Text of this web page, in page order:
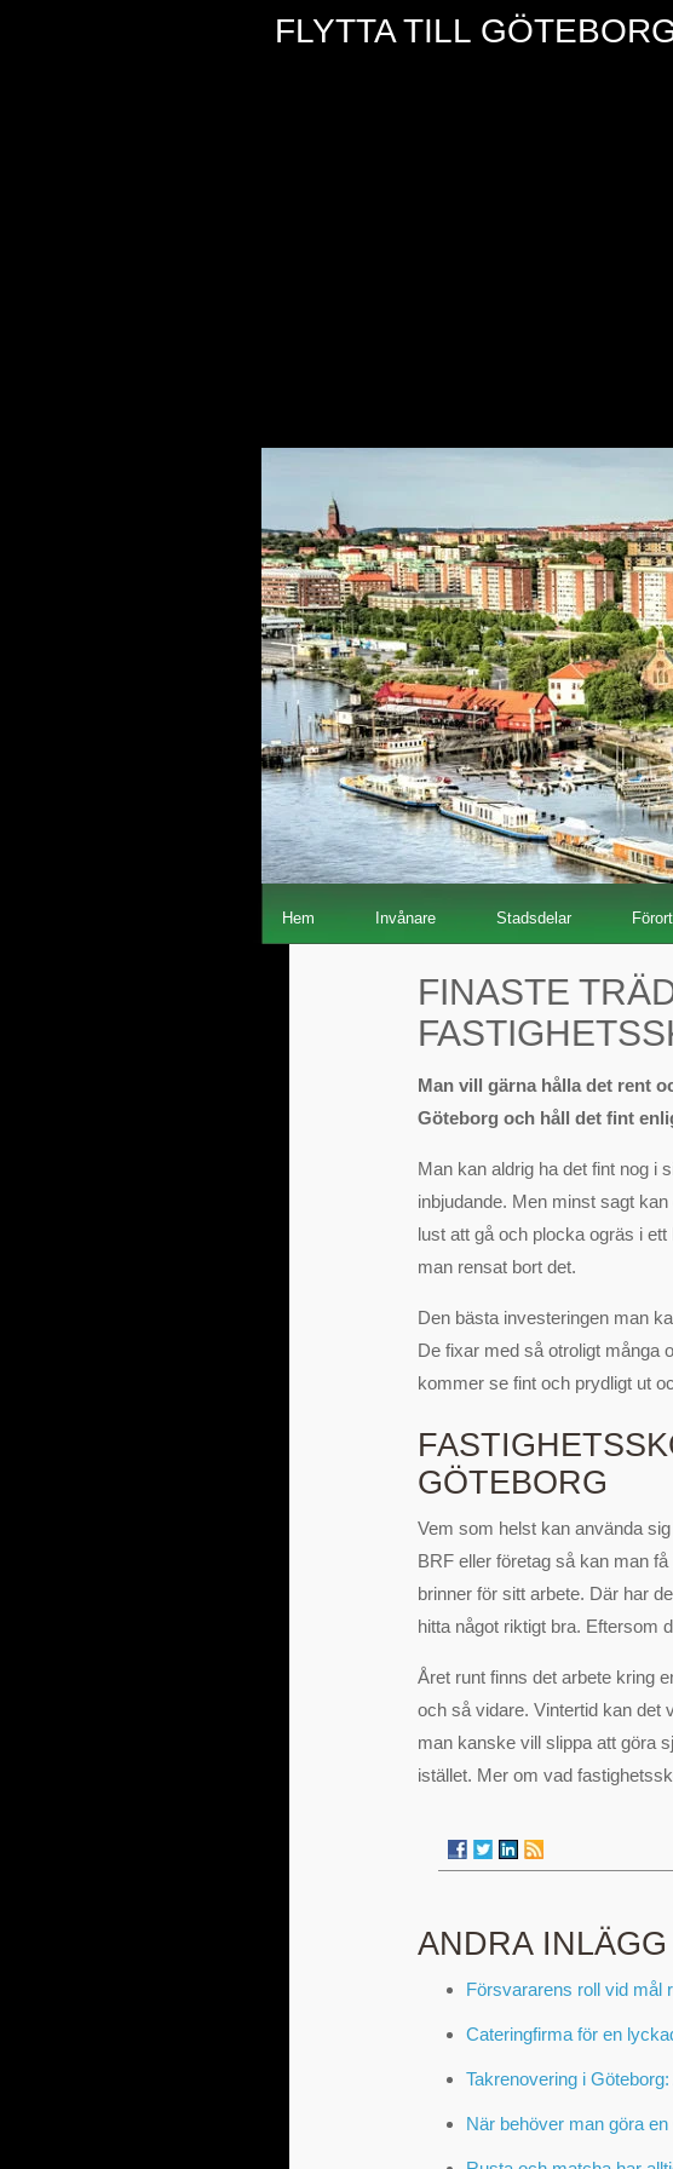
FLYTTA TILL
Hem Invånare Stadsdelar
FINASTE
Man vill gärna hålla det rent
Göteborg och håll det fint
Man kan aldrig ha det fint nog i
inbjudande. Men minst sagt
lust att gå och plocka ogräs i
man rensat bort det.
Den bästa investeringen man
De fixar med så otroligt många
kommer se fint och prydligt ut
GÖTEBORG
Vem som helst kan använda
BRF eller företag så kan man
brinner för sitt arbete. Där har
hitta något riktigt bra. Eftersom
Året runt finns det arbete kring
och så vidare. Vintertid kan det
man kanske vill slippa att göra
istället. Mer om vad
ANDRA INLÄGG
Försvararens roll vid mål
Cateringfirma för en
Takrenovering i
När behöver man göra